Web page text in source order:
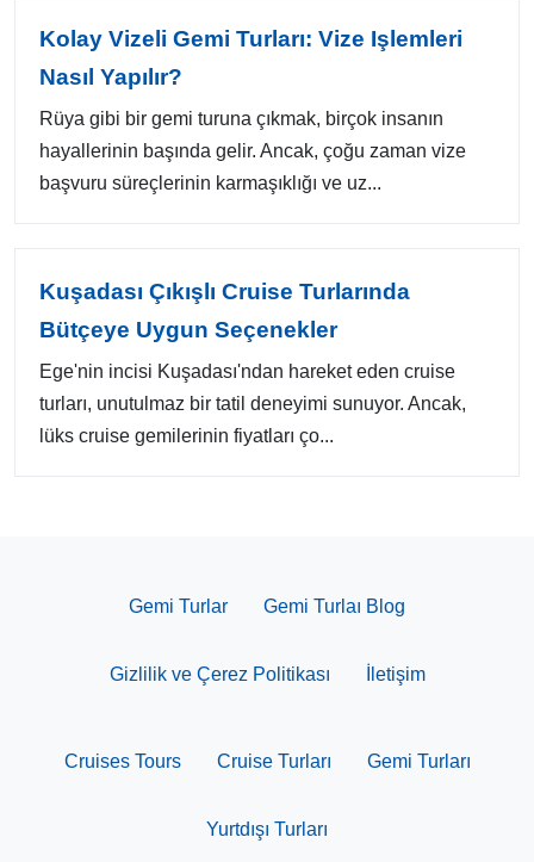
Kolay Vizeli Gemi Turları: Vize Işlemleri
Nasıl Yapılır?
Rüya gibi bir gemi turuna çıkmak, birçok insanın
hayallerinin başında gelir. Ancak, çoğu zaman vize
başvuru süreçlerinin karmaşıklığı ve uz...
Kuşadası Çıkışlı Cruise Turlarında
Bütçeye Uygun Seçenekler
Ege'nin incisi Kuşadası'ndan hareket eden cruise
turları, unutulmaz bir tatil deneyimi sunuyor. Ancak,
lüks cruise gemilerinin fiyatları ço...
Gemi Turlar Gemi Turlaı Blog
Gizlilik ve Çerez Politikası İletişim
Cruises Tours Cruise Turları Gemi Turları
Yurtdışı Turları